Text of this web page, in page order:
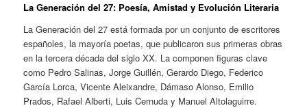
La Generación del 27: Poesía, Amistad y Evolución Literaria
La Generación del 27 está formada por un conjunto de escritores
españoles, la mayoría poetas, que publicaron sus primeras obras
en la tercera década del siglo XX. La componen figuras clave
como Pedro Salinas, Jorge Guillén, Gerardo Diego, Federico
García Lorca, Vicente Aleixandre, Dámaso Alonso, Emilio
Prados, Rafael Alberti, Luis Cernuda y Manuel Altolaguirre.